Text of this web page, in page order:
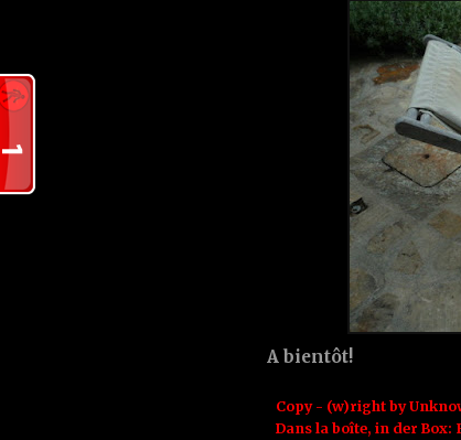
A bientôt!
Copy - (w)right by
Dans la boîte, in der Box: